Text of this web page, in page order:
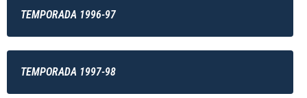
TEMPORADA 1996-97
TEMPORADA 1997-98